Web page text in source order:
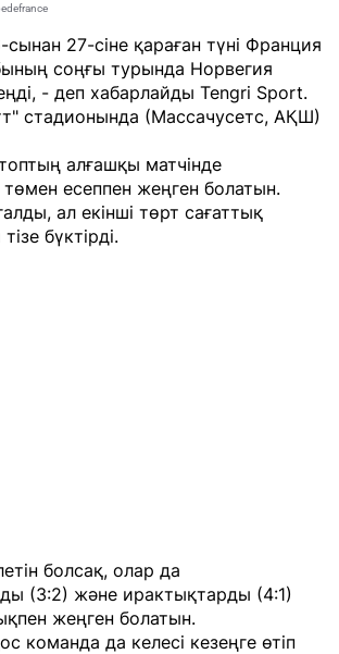
27-сіне қараған түні Франция
соңғы турында Норвегия
- деп хабарлайды Tengri Sport.
стадионында (Массачусетс, АҚШ)
алғашқы матчінде
есеппен жеңген болатын.
ал екінші төрт сағаттық
бүктірді.
болсақ, олар да
(3:2) және ирактықтарды (4:1)
жеңген болатын.
команда да келесі кезеңге өтіп